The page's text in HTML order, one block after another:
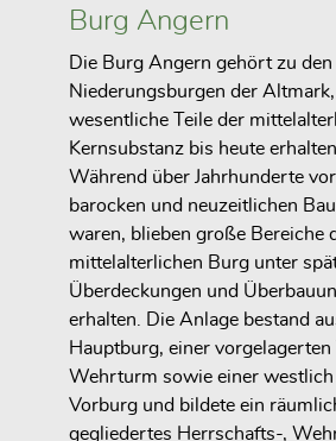
Burg Angern
Die Burg Angern gehört zu
Niederungsburgen der
wesentliche Teile der
Kernsubstanz bis heute
Während über Jahrhunderte
barocken und neuzeitlichen
waren, blieben große Bereiche
mittelalterlichen Burg unter
Überdeckungen und
erhalten. Die Anlage bestand
Hauptburg, einer
Wehrturm sowie einer westlich
Vorburg und bildete ein
gegliedertes Herrschafts-,